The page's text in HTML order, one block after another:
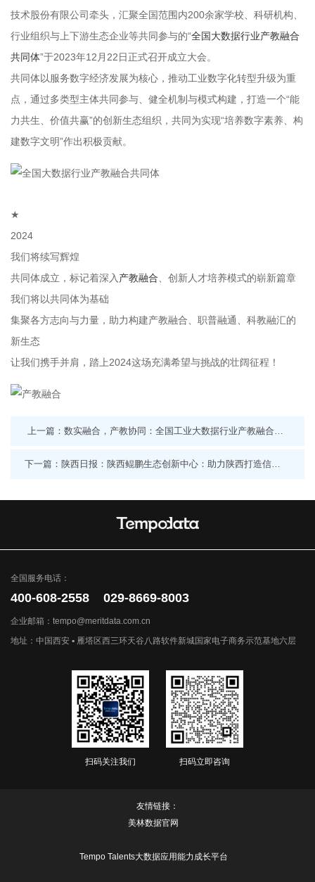
技术股份有限公司牵头，汇聚全国范围内200余家学校、科研机构、
行业组织与上下游生态企业等共同参与的“全国大数据行业产教融合
共同体”于2023年12月22日正式召开成立大会。
共同体以服务数字经济发展为核心，推动工业数字化转型升级为重
点，通过多类型主体共同参与、健全机制与模式构建，打造一个“能
力共生、价值共赢”的创新生态组织，共同为实现“培养数字素养、构
建数字文明”作出积极贡献。
★
2024
我们将续写辉煌
共同体成立，标记着深入 产教融合 、创新人才培养模式的崭新篇章
我们将以共同体为基础
集聚各方志向与力量，助力构建产教融合、职普融通、科教融汇的
新生态
让我们携手并肩，踏上2024这场充满希望与挑战的壮阔征程！
全国服务电话：
400-608-2558 029-8669-8003
企业邮箱：tempo@meritdata.com.cn
地址：中国西安 ▪ 雁塔区西三环天谷八路软件新城国家电子商务示范基地六层
扫码关注我们 扫码立即咨询
友情链接：
美林数据官网
Tempo Talents大数据应用能力成长平台